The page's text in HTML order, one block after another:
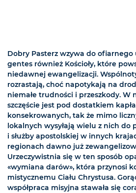
Dobry Pasterz wzywa do ofiarnego
gentes również Kościoły, które
niedawnej ewangelizacji.
rozrastają, choć napotykają na
niemałe trudności i przeszkody. W
szczęście jest pod dostatkiem
konsekrowanych, tak że mimo
lokalnych wysyłają wielu z nich do
i służby apostolskiej w innych
regionach dawno już
Urzeczywistnia się w ten sposób
«wymiana darów», która przynosi
mistycznemu Ciału Chrystusa.
współpraca misyjna stawała się